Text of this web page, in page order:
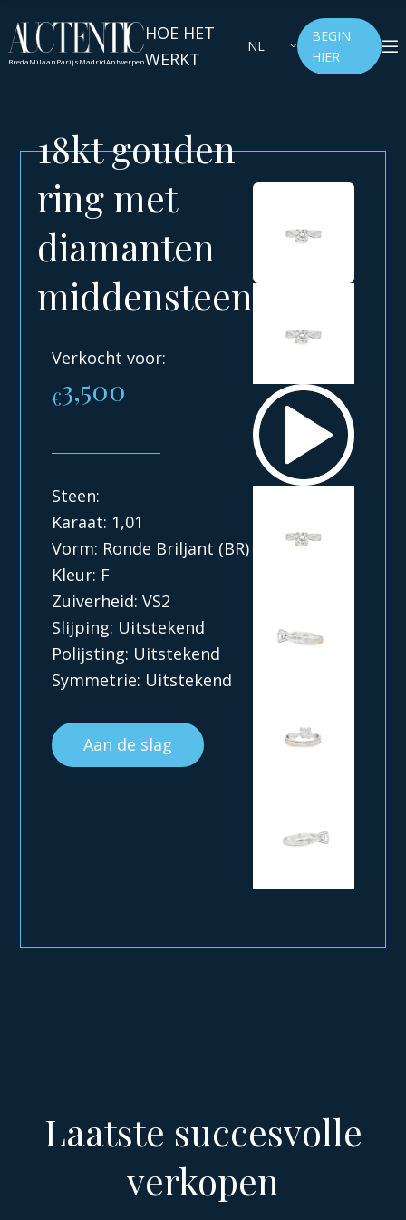
BredaMilaanParijsMadridAntwerpen
HOE HET
WERKT
NL
BEGIN
HIER
18kt gouden
ring met
diamanten
middensteen
Verkocht voor:
€3,500
Steen:
Karaat: 1,01
Vorm: Ronde Briljant (BR)
Kleur: F
Zuiverheid: VS2
Slijping: Uitstekend
Polijsting: Uitstekend
Symmetrie: Uitstekend
Aan de slag
Laatste succesvolle
verkopen